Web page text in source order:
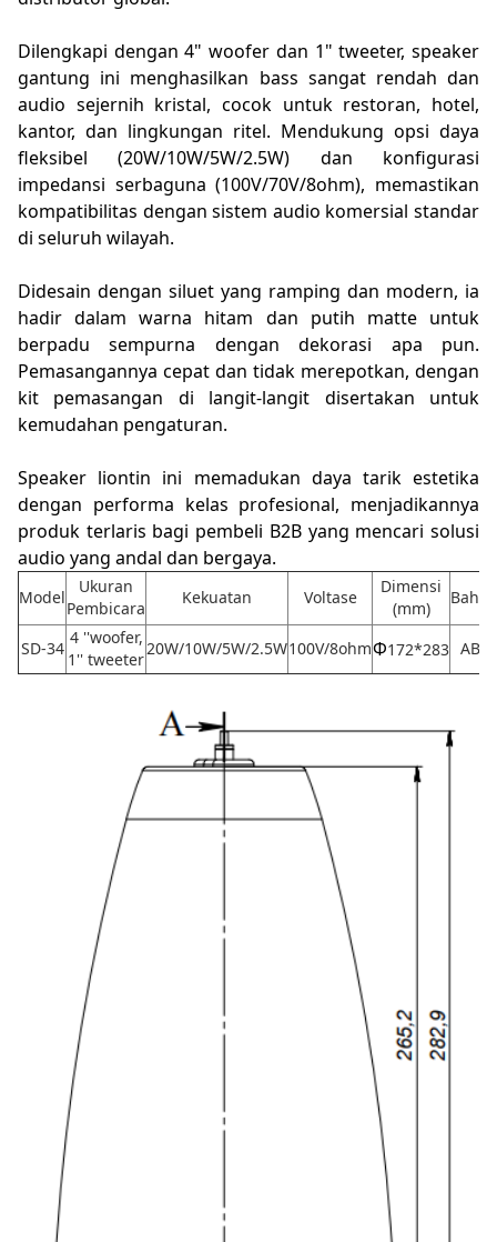
Dilengkapi dengan 4" woofer dan 1" tweeter, speaker
gantung ini menghasilkan bass sangat rendah dan
audio sejernih kristal, cocok untuk restoran, hotel,
kantor, dan lingkungan ritel. Mendukung opsi daya
fleksibel (20W/10W/5W/2.5W) dan konfigurasi
impedansi serbaguna (100V/70V/8ohm), memastikan
kompatibilitas dengan sistem audio komersial standar
di seluruh wilayah.
Didesain dengan siluet yang ramping dan modern, ia
hadir dalam warna hitam dan putih matte untuk
berpadu sempurna dengan dekorasi apa pun.
Pemasangannya cepat dan tidak merepotkan, dengan
kit pemasangan di langit-langit disertakan untuk
kemudahan pengaturan.
Speaker liontin ini memadukan daya tarik estetika
dengan performa kelas profesional, menjadikannya
produk terlaris bagi pembeli B2B yang mencari solusi
audio yang andal dan bergaya.
Model
Ukuran
Pembicara
Kekuatan Voltase
Dimensi
(mm)
Bahan
SD-34
4 ''woofer,
1'' tweeter
20W/10W/5W/2.5W100V/8ohmΦ172*283 ABS